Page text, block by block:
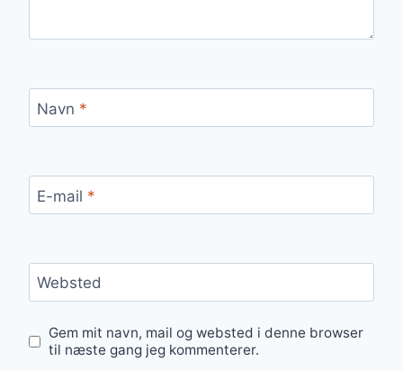
Navn *
E-mail *
Websted
Gem mit navn, mail og websted i denne browser
til næste gang jeg kommenterer.